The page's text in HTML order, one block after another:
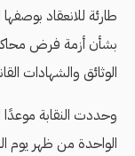
طارئة للانعقاد بوصفها
بشأن أزمة فرض
الوثائق والشهادات
وحددت النقابة موعدًا